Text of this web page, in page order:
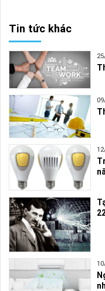
Tin tức khác